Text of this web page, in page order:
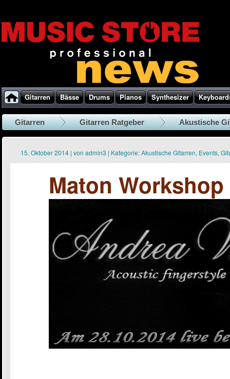
Gitarren Bässe Drums Pianos Synthesizer
Gitarren Gitarren Ratgeber Akustische
15. Oktober 2014 | von admin3 | Kategorie:Akustische Gitarren, Events,
Maton